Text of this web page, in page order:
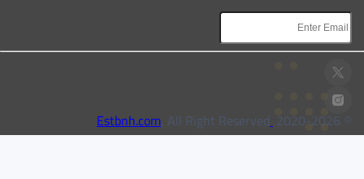
© 2020-
2026
Estbnh.com
, All Right Reserved